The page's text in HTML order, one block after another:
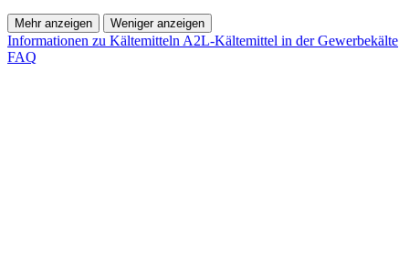
Mehr anzeigen Weniger anzeigen
Informationen zu Kältemitteln A2L-Kältemittel in der Gewerbekälte
FAQ